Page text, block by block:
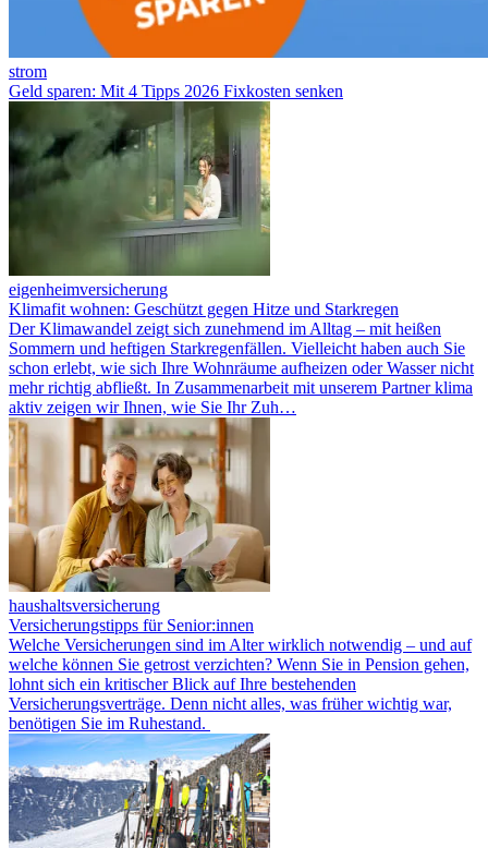
strom
Geld sparen: Mit 4 Tipps 2026 Fixkosten senken
eigenheimversicherung
Klimafit wohnen: Geschützt gegen Hitze und Starkregen
Der Klimawandel zeigt sich zunehmend im Alltag – mit heißen
Sommern und heftigen Starkregenfällen. Vielleicht haben auch Sie
schon erlebt, wie sich Ihre Wohnräume aufheizen oder Wasser nicht
mehr richtig abfließt. In Zusammenarbeit mit unserem Partner klima
aktiv zeigen wir Ihnen, wie Sie Ihr Zuh…
haushaltsversicherung
Versicherungstipps für Senior:innen
Welche Versicherungen sind im Alter wirklich notwendig – und auf
welche können Sie getrost verzichten? Wenn Sie in Pension gehen,
lohnt sich ein kritischer Blick auf Ihre bestehenden
Versicherungsverträge. Denn nicht alles, was früher wichtig war,
benötigen Sie im Ruhestand.